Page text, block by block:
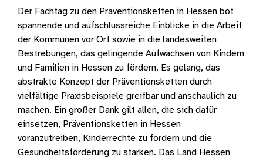
Der Fachtag zu den Präventionsketten in Hessen bot
spannende und aufschlussreiche Einblicke in die Arbeit
der Kommunen vor Ort sowie in die landesweiten
Bestrebungen, das gelingende Aufwachsen von Kindern
und Familien in Hessen zu fördern. Es gelang, das
abstrakte Konzept der Präventionsketten durch
vielfältige Praxisbeispiele greifbar und anschaulich zu
machen. Ein großer Dank gilt allen, die sich dafür
einsetzen, Präventionsketten in Hessen
voranzutreiben, Kinderrechte zu fördern und die
Gesundheitsförderung zu stärken. Das Land Hessen